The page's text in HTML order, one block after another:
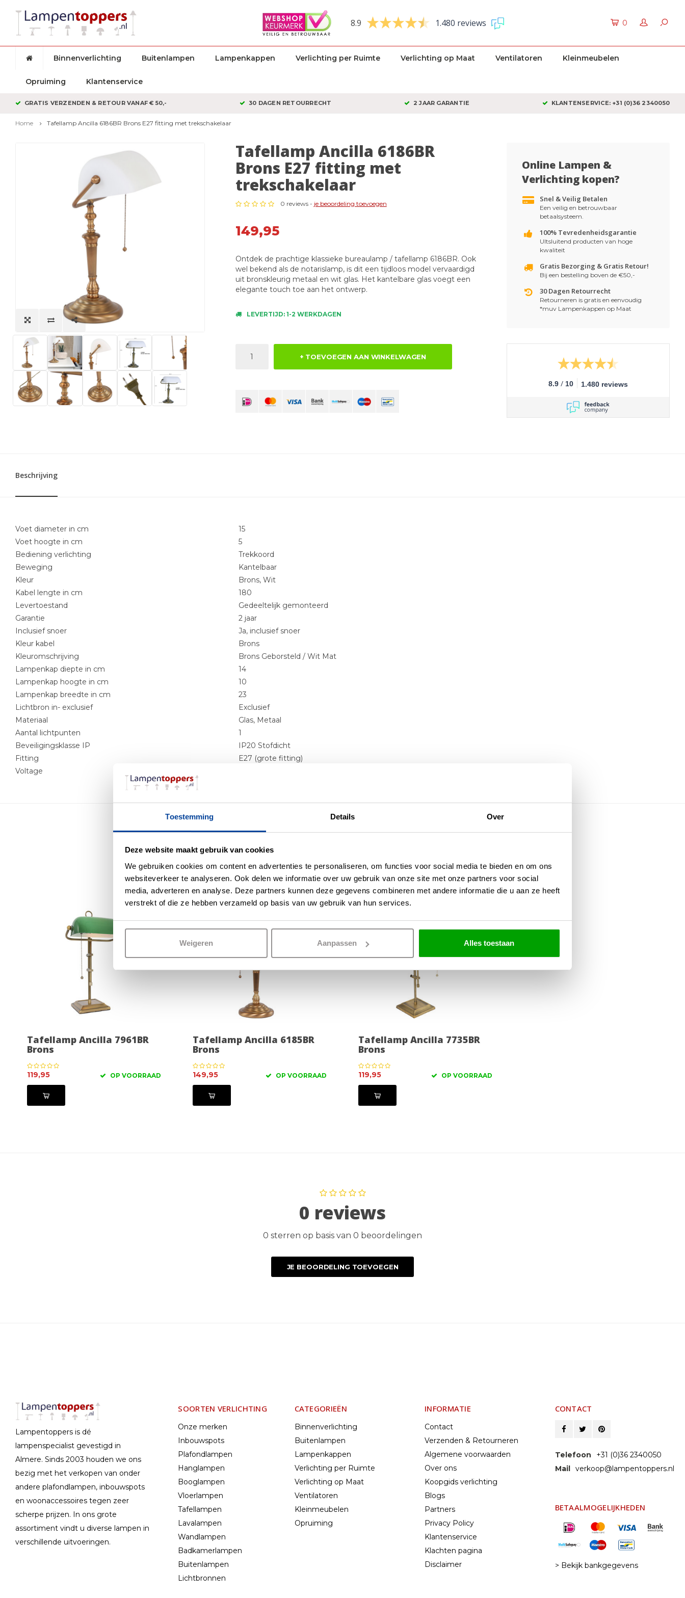
Toestemming Details Over
Deze website maakt gebruik van cookies
We gebruiken cookies om content en advertenties te personaliseren, om functies voor social media te bieden en om ons
websiteverkeer te analyseren. Ook delen we informatie over uw gebruik van onze site met onze partners voor social
media, adverteren en analyse. Deze partners kunnen deze gegevens combineren met andere informatie die u aan ze heeft
verstrekt of die ze hebben verzameld op basis van uw gebruik van hun services.
Weigeren Aanpassen Alles toestaan
8.9 1.480 reviews 0
Binnenverlichting Buitenlampen Lampenkappen Verlichting per Ruimte Verlichting op Maat Ventilatoren Kleinmeubelen
Opruiming Klantenservice
GRATIS VERZENDEN & RETOUR VANAF € 50,- 30 DAGEN RETOURRECHT 2 JAAR GARANTIE KLANTENSERVICE: +31 (0)36 2340050
Home Tafellamp Ancilla 6186BR Brons E27 fitting met trekschakelaar
Tafellamp Ancilla 6186BR
Brons E27 fitting met
trekschakelaar
0 reviews - je beoordeling toevoegen
149,95
Ontdek de prachtige klassieke bureaulamp / tafellamp 6186BR. Ook
wel bekend als de notarislamp, is dit een tijdloos model vervaardigd
uit bronskleurig metaal en wit glas. Het kantelbare glas voegt een
elegante touch toe aan het ontwerp.
LEVERTIJD: 1-2 WERKDAGEN
+ TOEVOEGEN AAN WINKELWAGEN
Online Lampen &
Verlichting kopen?
Snel & Veilig Betalen
Een veilig en betrouwbaar
betaalsysteem.
100% Tevredenheidsgarantie
UItsluitend producten van hoge
kwaliteit
Gratis Bezorging & Gratis Retour!
Bij een bestelling boven de €50,-
30 Dagen Retourrecht
Retourneren is gratis en eenvoudig
*muv Lampenkappen op Maat
8.9 / 10 1.480 reviews
Beschrijving
Voet diameter in cm
15
Voet hoogte in cm
5
Bediening verlichting
Trekkoord
Beweging
Kantelbaar
Kleur
Brons, Wit
Kabel lengte in cm
180
Levertoestand
Gedeeltelijk gemonteerd
Garantie
2 jaar
Inclusief snoer
Ja, inclusief snoer
Kleur kabel
Brons
Kleuromschrijving
Brons Geborsteld / Wit Mat
Lampenkap diepte in cm
14
Lampenkap hoogte in cm
10
Lampenkap breedte in cm
23
Lichtbron in- exclusief
Exclusief
Materiaal
Glas, Metaal
Aantal lichtpunten
1
Beveiligingsklasse IP
IP20 Stofdicht
Fitting
E27 (grote fitting)
Voltage
Meer producten uit deze serie
Tafellamp Ancilla 7961BR
Brons
119,95 OP VOORRAAD
Tafellamp Ancilla 6185BR
Brons
149,95 OP VOORRAAD
Tafellamp Ancilla 7735BR
Brons
119,95 OP VOORRAAD
0 reviews
0 sterren op basis van 0 beoordelingen
JE BEOORDELING TOEVOEGEN
Lampentoppers is dé
lampenspecialist gevestigd in
Almere. Sinds 2003 houden we ons
bezig met het verkopen van onder
andere plafondlampen, inbouwspots
en woonaccessoires tegen zeer
scherpe prijzen. In ons grote
assortiment vindt u diverse lampen in
verschillende uitvoeringen.
SOORTEN VERLICHTING
Onze merken
Inbouwspots
Plafondlampen
Hanglampen
Booglampen
Vloerlampen
Tafellampen
Lavalampen
Wandlampen
Badkamerlampen
Buitenlampen
Lichtbronnen
CATEGORIEËN
Binnenverlichting
Buitenlampen
Lampenkappen
Verlichting per Ruimte
Verlichting op Maat
Ventilatoren
Kleinmeubelen
Opruiming
INFORMATIE
Contact
Verzenden & Retourneren
Algemene voorwaarden
Over ons
Koopgids verlichting
Blogs
Partners
Privacy Policy
Klantenservice
Klachten pagina
Disclaimer
CONTACT
Telefoon
+31 (0)36 2340050
Mail
verkoop@lampentoppers.nl
BETAALMOGELIJKHEDEN
> Bekijk bankgegevens